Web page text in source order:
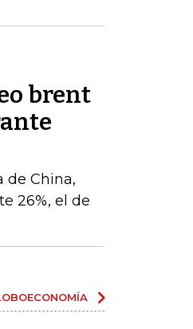
brent
de China,
26%, el de